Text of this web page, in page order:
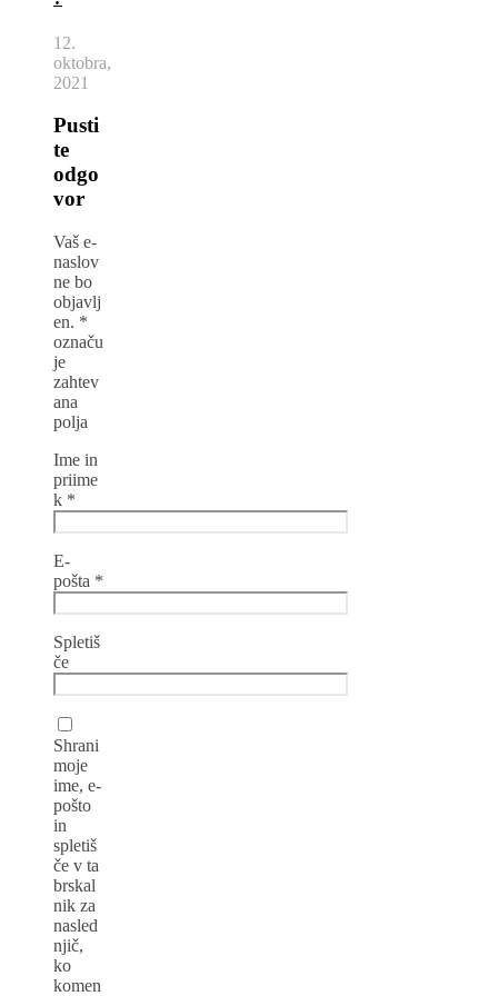
12.
oktobra,
2021
Pusti
te
odgo
vor
Vaš e-
naslov
ne bo
objavlj
en. *
označu
je
zahtev
ana
polja
Ime in
priime
k *
E-
pošta *
Spletiš
če
Shrani
moje
ime, e-
pošto
in
spletiš
če v ta
brskal
nik za
nasled
njič,
ko
komen